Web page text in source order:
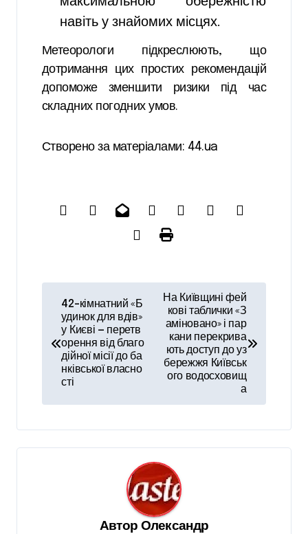
навіть у знайомих місцях.
Метеорологи підкреслюють, що
дотримання цих простих рекомендацій
допоможе зменшити ризики під час
складних погодних умов.
Створено за матеріалами: 44.ua
в
а
ц
і
42-кімнатний «Б
удинок для вдів»
у Києві — перетв
орення від благо
дійної місії до ба
нківської власно
сті
На Київщині фей
кові таблички «З
аміновано» і пар
кани перекрива
ють доступ до уз
бережжя Київськ
ого водосховищ
а
Автор Олександр